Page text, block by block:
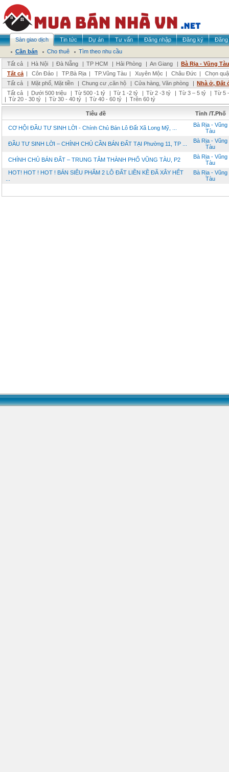
Sàn giao dịch Tin tức Dự án Tư vấn Đăng nhập Đăng ký
Đăng
Cần bán
Cho thuê
Tìm theo nhu cầu
Tất cả
| Hà Nội | Đà Nẵng | TP HCM | Hải Phòng | An Giang | Bà Rịa - Vũng Tàu
Tất cả | Côn Đảo | TP.Bà Rịa | TP.Vũng Tàu | Xuyên Mộc | Châu Đức |
Chọn
Tất cả
| Mặt phố, Mặt tiền | Chung cư ,căn hộ | Cửa hàng, Văn phòng | Nhà ở, Đất
Tất cả
| Dưới 500 triệu | Từ 500 -1 tỷ | Từ 1 -2 tỷ | Từ 2 -3 tỷ | Từ 3 – 5 tỷ | Từ 5
| Từ 20 - 30 tỷ | Từ 30 - 40 tỷ | Từ 40 - 60 tỷ | Trên 60 tỷ
Tiêu đề Tỉnh /T.Phố
CƠ HỘI ĐẦU TƯ SINH LỜI - Chính Chủ Bán Lô Đất Xã Long Mỹ, ...
Bà Rịa - Vũng
Tàu
ĐẦU TƯ SINH LỜI – CHÍNH CHỦ CẦN BÁN ĐẤT TẠI Phường 11, TP ...
Bà Rịa - Vũng
Tàu
CHÍNH CHỦ BÁN ĐẤT – TRUNG TÂM THÀNH PHỐ VŨNG TÀU, P2
Bà Rịa - Vũng
Tàu
HOT! HOT ! HOT ! BÁN SIÊU PHẨM 2 LÔ ĐẤT LIỀN KỀ ĐÃ XÂY HẾT
Bà Rịa - Vũng
Tàu